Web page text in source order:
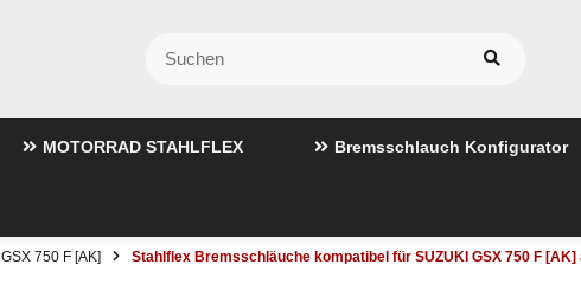
MOTORRAD STAHLFLEX Bremsschlauch Konfigurator
GSX 750 F [AK] Stahlflex Bremsschläuche kompatibel für SUZUKI GSX 750 F [AK]